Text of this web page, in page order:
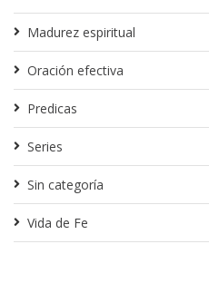
Madurez espiritual
Oración efectiva
Predicas
Series
Sin categoría
Vida de Fe